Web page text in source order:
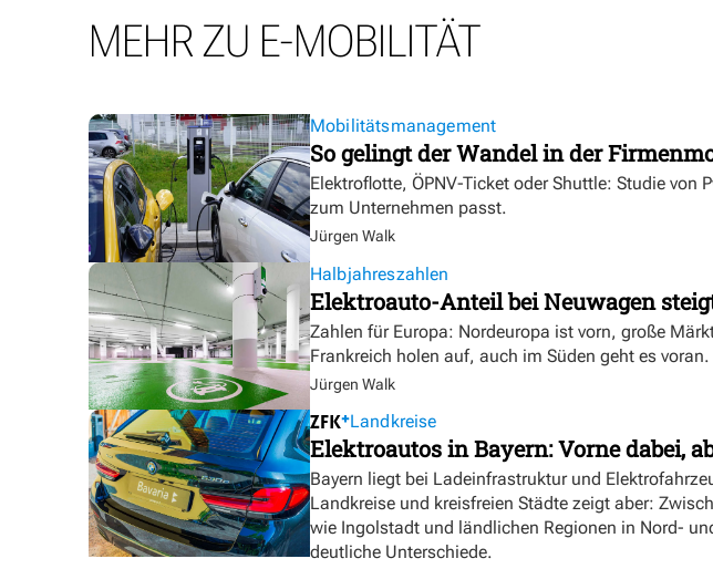
MEHR ZU E-MOBILITÄT
Mobilitätsmanagement
So gelingt der Wandel in der
Elektroflotte, ÖPNV-Ticket oder Shuttle: Studie von
zum Unternehmen passt.
Jürgen Walk
Halbjahreszahlen
Elektroauto-Anteil bei Neuwagen
Zahlen für Europa: Nordeuropa ist vorn, große
Frankreich holen auf, auch im Süden geht es voran.
Jürgen Walk
Landkreise
Elektroautos in Bayern: Vorne dabei,
Bayern liegt bei Ladeinfrastruktur und
Landkreise und kreisfreien Städte zeigt aber:
wie Ingolstadt und ländlichen Regionen in Nord-
deutliche Unterschiede.